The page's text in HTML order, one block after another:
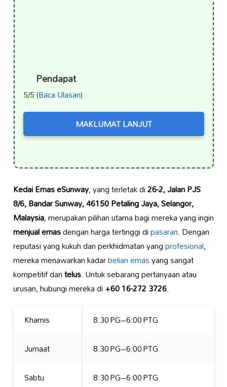
Pendapat
5/5 (Baca Ulasan)
MAKLUMAT LANJUT
Kedai Emas eSunway, yang terletak di26-2, Jalan PJS
8/6, Bandar Sunway, 46150 Petaling Jaya, Selangor,
Malaysia, merupakan pilihan utama bagi mereka yang ingin
menjual emasdengan harga tertinggi dipasaran. Dengan
reputasi yang kukuh dan perkhidmatan yangprofesional,
mereka menawarkan kadarbelian emasyang sangat
kompetitif dantelus. Untuk sebarang pertanyaan atau
urusan, hubungi mereka di+60 16-272 3726.
Khamis
8:30 PG–6:00 PTG
Jumaat
8:30 PG–6:00 PTG
Sabtu
8:30 PG–6:00 PTG